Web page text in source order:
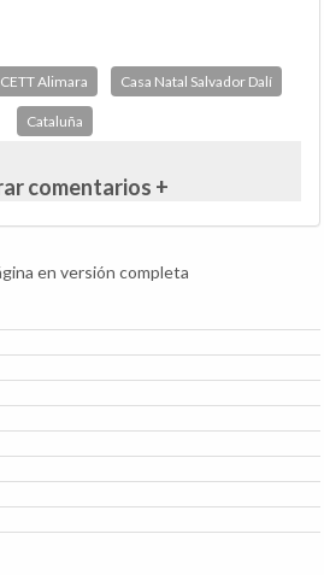
Alimara Casa Natal Salvador Dalí
Cataluña
comentarios +
en versión completa